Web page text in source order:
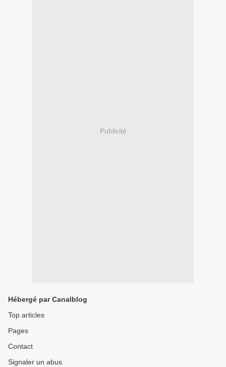
Publicité
Hébergé par Canalblog
Top articles
Pages
Contact
Signaler un abus